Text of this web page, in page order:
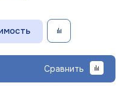
Сравнить